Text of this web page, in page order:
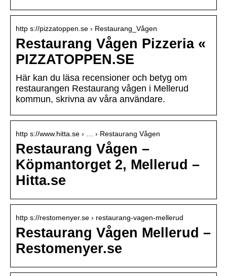
http s://pizzatoppen.se › Restaurang_Vågen
Restaurang Vågen Pizzeria «
PIZZATOPPEN.SE
Här kan du läsa recensioner och betyg om
restaurangen Restaurang vågen i Mellerud
kommun, skrivna av våra användare.
http s://www.hitta.se › … › Restaurang Vågen
Restaurang Vågen –
Köpmantorget 2, Mellerud –
Hitta.se
http s://restomenyer.se › restaurang-vagen-mellerud
Restaurang Vågen Mellerud –
Restomenyer.se